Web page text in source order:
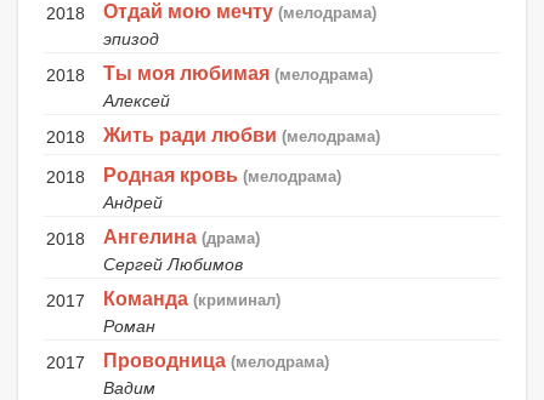
2018 Отдай мою мечту (мелодрама)
эпизод
2018
Ты моя любимая (мелодрама)
Алексей
2018
Жить ради любви (мелодрама)
2018 Родная кровь (мелодрама)
Андрей
2018
Ангелина (драма)
Сергей Любимов
2017
Команда (криминал)
Роман
2017
Проводница (мелодрама)
Вадим